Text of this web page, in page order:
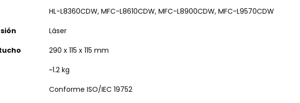
HL-L8360CDW, MFC-L8610CDW, MFC-L8900CDW, MFC-L9570CDW
Láser
290 x 115 x 115 mm
~1.2 kg
Conforme ISO/IEC 19752